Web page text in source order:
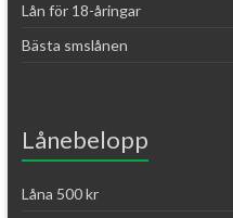
Lån för 18-åringar
Bästa smslånen
Lånebelopp
Låna 500 kr